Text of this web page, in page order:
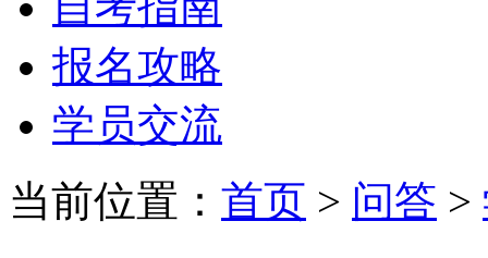
报名攻略
学员交流
当前位置： 首页 > 问答 >